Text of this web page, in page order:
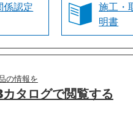
係認定
施工・
明書
の情報を
タログで閲覧する